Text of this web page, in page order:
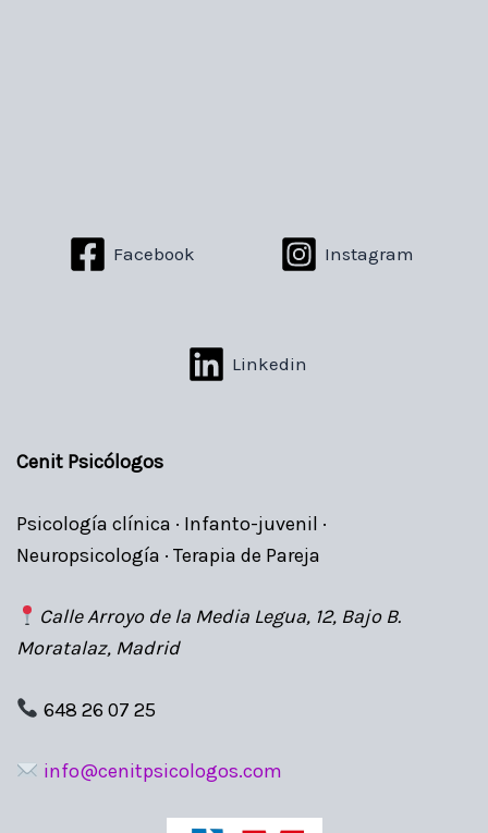
Facebook Instagram
Linkedin
Cenit Psicólogos
Psicología clínica · Infanto-juvenil ·
Neuropsicología · Terapia de Pareja
Calle Arroyo de la Media Legua, 12, Bajo B.
Moratalaz, Madrid
648 26 07 25
info@cenitpsicologos.com